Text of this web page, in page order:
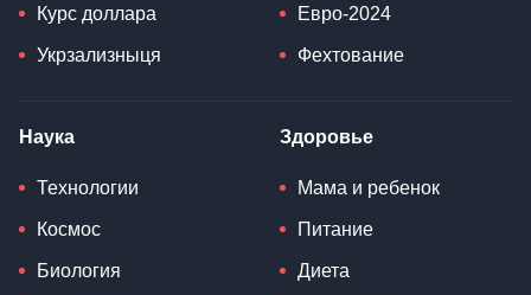
Курс доллара
Укрзализныця
Евро-2024
Фехтование
Наука
Технологии
Космос
Биология
Здоровье
Мама и ребенок
Питание
Диета